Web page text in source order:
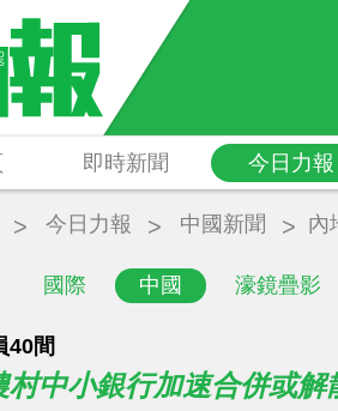
即時新聞 今日力報
國際 中國 濠鏡疊影
今日力報 中國新聞 內
40間
村中小銀行加速合併或解